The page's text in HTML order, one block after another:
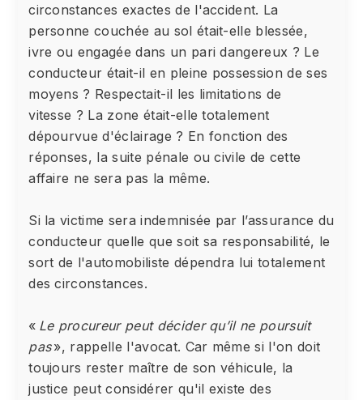
circonstances exactes de l'accident. La
personne couchée au sol était-elle blessée,
ivre ou engagée dans un pari dangereux ? Le
conducteur était-il en pleine possession de ses
moyens ? Respectait-il les limitations de
vitesse ? La zone était-elle totalement
dépourvue d'éclairage ? En fonction des
réponses, la suite pénale ou civile de cette
affaire ne sera pas la même.
Si la victime sera indemnisée par l’assurance du
conducteur quelle que soit sa responsabilité, le
sort de l'automobiliste dépendra lui totalement
des circonstances.
« Le procureur peut décider qu’il ne poursuit
pas», rappelle l'avocat. Car même si l'on doit
toujours rester maître de son véhicule, la
justice peut considérer qu'il existe des